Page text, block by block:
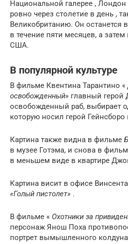
Национальной галерее , Лондон
ровно через столетие в день ,
Великобританию. Он останется
в течение пяти месяцев, а затем
США.
В популярной культуре
В фильме Квентина Тарантино «
освобожденный» главный герой
освобожденный раб, выбирает
которую носил герой Гейнсборо
Картина также видна в фильме
в музее Готэма, и снова в
в меньшем виде в квартире
Картина висит в офисе
«Голый пистолет» .
В фильме « Охотники за
персонаж Янош Поха
портрет вымышленного колдуна